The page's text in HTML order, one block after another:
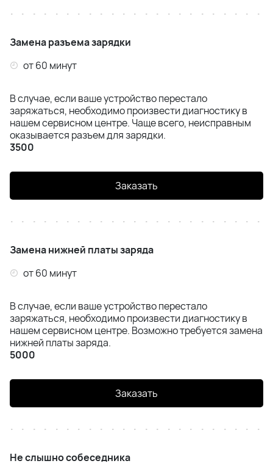
Samsung S24 Plus (S926)
Samsung S24 FE (S721)
Samsung S25 Plus (S936)
Samsung S25 Ultra (S938)
Samsung S26 Ultra(S948)
Samsung Z Flip 5 (F731)
Samsung Z Flip 6 (F741)
Samsung Z Flip 7 (F766)
Samsung Z Fold 4 (F936)
Замена разъема зарядки
от 60 минут
В случае, если ваше устройство перестало
заряжаться, необходимо произвести диагностику в
нашем сервисном центре. Чаще всего, неисправным
оказывается разъем для зарядки.
3500
Заказать
Замена нижней платы заряда
от 60 минут
В случае, если ваше устройство перестало
заряжаться, необходимо произвести диагностику в
нашем сервисном центре. Возможно требуется замена
нижней платы заряда.
5000
Заказать
Не слышно собеседника